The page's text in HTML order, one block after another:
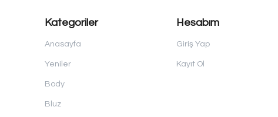
Kategoriler
Anasayfa
Yeniler
Body
Bluz
Hesabım
Giriş Yap
Kayıt Ol